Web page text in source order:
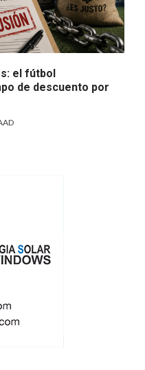
el fútbol
de descuento por